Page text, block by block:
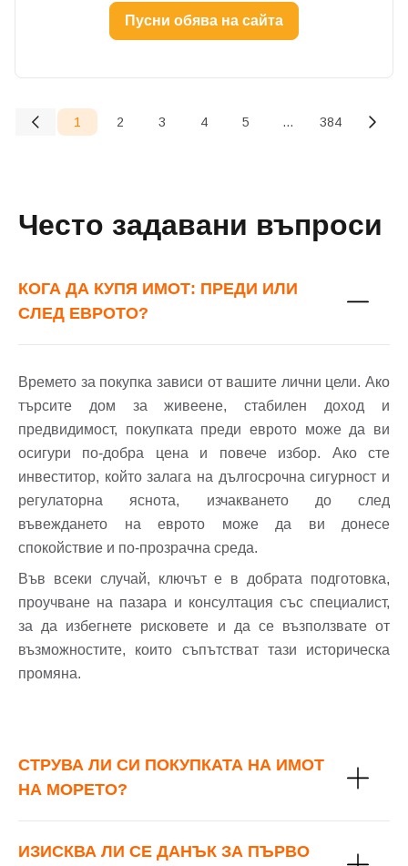
Пусни обява на сайта
1
(current)
2 3 4 5 ... 384
Често задавани въпроси
КОГА ДА КУПЯ ИМОТ: ПРЕДИ ИЛИ
СЛЕД ЕВРОТО?
Времето за покупка зависи от вашите лични цели. Ако
търсите дом за живеене, стабилен доход и
предвидимост, покупката преди еврото може да ви
осигури по-добра цена и повече избор. Ако сте
инвеститор, който залага на дългосрочна сигурност и
регулаторна яснота, изчакването до след
въвеждането на еврото може да ви донесе
спокойствие и по-прозрачна среда.
Във всеки случай, ключът е в добрата подготовка,
проучване на пазара и консултация със специалист,
за да избегнете рисковете и да се възползвате от
възможностите, които съпътстват тази историческа
промяна.
СТРУВА ЛИ СИ ПОКУПКАТА НА ИМОТ
НА МОРЕТО?
ИЗИСКВА ЛИ СЕ ДАНЪК ЗА ПЪРВО